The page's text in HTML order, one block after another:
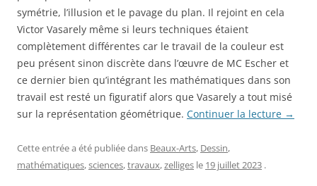
symétrie, l’illusion et le pavage du plan. Il rejoint en cela
Victor Vasarely même si leurs techniques étaient
complètement différentes car le travail de la couleur est
peu présent sinon discrète dans l’œuvre de MC Escher et
ce dernier bien qu’intégrant les mathématiques dans son
travail est resté un figuratif alors que Vasarely a tout misé
sur la représentation géométrique. Continuer la lecture →
Cette entrée a été publiée dans Beaux-Arts, Dessin,
mathématiques,sciences,travaux,zelliges le 19 juillet 2023 .